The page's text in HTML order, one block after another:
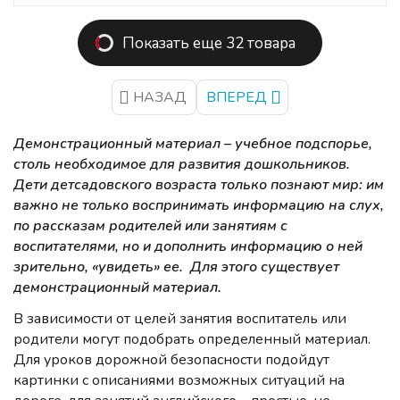
Демонстрационный материал – учебное подспорье,
столь необходимое для развития дошкольников.
Дети детсадовского возраста только познают мир: им
важно не только воспринимать информацию на слух,
по рассказам родителей или занятиям с
воспитателями, но и дополнить информацию о ней
зрительно, «увидеть» ее. Для этого существует
демонстрационный материал.
В зависимости от целей занятия воспитатель или
родители могут подобрать определенный материал.
Для уроков дорожной безопасности подойдут
картинки с описаниями возможных ситуаций на
Показать еще 32 товара
НАЗАД ВПЕРЕД